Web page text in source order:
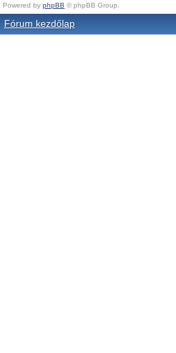
Powered by phpBB © phpBB Group.
Fórum kezdőlap